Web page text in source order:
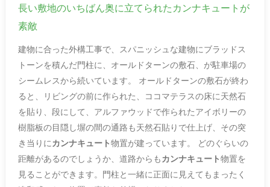
長い敷地のいちばん奥に立てられたカンナキュートが
素敵
建物に合った外構工事で、スパニッシュな建物にブラッドス
トーンを積んだ門柱に、オールドターンの敷石、が駐車場の
シームレスから続いています。 オールドターンの敷石が終わ
ると、リビングの前に作られた、ココマテラスの床に天然石
を貼り、段にして、アルファウッドで作られたアイボリーの
樹脂板の目隠し塀の間の通路も天然石貼りで仕上げ、その突
き当りに カンナキュート物置が建っています。 どのぐらいの
距離があるのでしょうか、道路からも カンナキュート物置を
見ることができます。門柱と一緒に正面に見えてもまったく